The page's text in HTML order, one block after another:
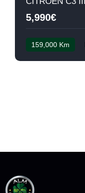
5,990€
159,000 Km